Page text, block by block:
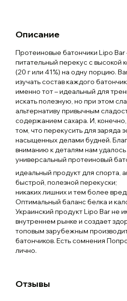
Описание
Протеиновые батончики Lipo Bar
питательный перекус с высокой
(20 г или 41%) на одну порцию.
изучать состав каждого
именно тот – идеальный для
искать полезную, но при этом
альтернативу привычным
содержанием сахара. И,
том, что перекусить для заряда
насыщенных делами будней.
вниманию к деталям нам
универсальный протеиновый
идеальный продукт для спорта,
быстрой, полезной перекуски;
никаких лишних и тем более
Оптимальный баланс белка и
Украинский продукт Lipo Bar не
внутреннем рынке и создает
топовым зарубежным
батончиков. Есть сомнения
лично.
Отзывы